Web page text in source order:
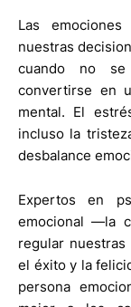
Las
nuestras
cuando no se
convertirse en
mental. El
incluso la
desbalance
Expertos en
emocional —la
regular
el éxito y la
persona